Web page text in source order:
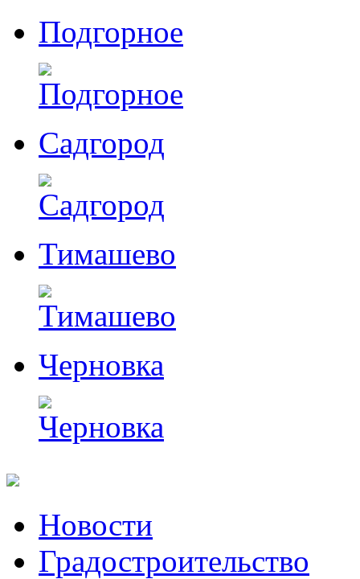
Подгорное
Садгород
Тимашево
Черновка
Перейти
содержимому
Новости
Градостроительство